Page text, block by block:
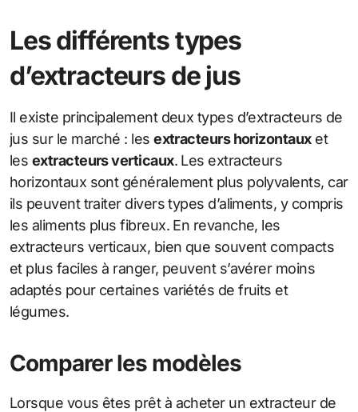
Les différents types
d’extracteurs de jus
Il existe principalement deux types d’extracteurs de
jus sur le marché : lesextracteurs horizontauxet
les extracteurs verticaux. Les extracteurs
horizontaux sont généralement plus polyvalents, car
ils peuvent traiter divers types d’aliments, y compris
les aliments plus fibreux. En revanche, les
extracteurs verticaux, bien que souvent compacts
et plus faciles à ranger, peuvent s’avérer moins
adaptés pour certaines variétés de fruits et
légumes.
Comparer les modèles
Lorsque vous êtes prêt à acheter un extracteur de